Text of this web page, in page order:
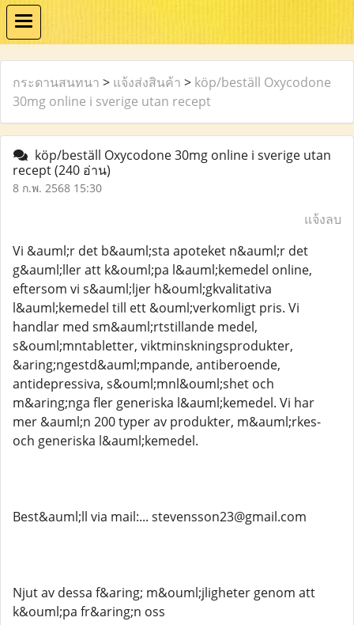
กระดานสนทนา > แจ้งส่งสินค้า > köp/beställ Oxycodone
30mg online i sverige utan recept
köp/beställ Oxycodone 30mg online i sverige utan
recept(240 อ่าน)
8 ก.พ. 2568 15:30
แจ้งลบ
Vi &auml;r det b&auml;sta apoteket n&auml;r det
g&auml;ller att k&ouml;pa l&auml;kemedel online,
eftersom vi s&auml;ljer h&ouml;gkvalitativa
l&auml;kemedel till ett &ouml;verkomligt pris. Vi
handlar med sm&auml;rtstillande medel,
s&ouml;mntabletter, viktminskningsprodukter,
&aring;ngestd&auml;mpande, antiberoende,
antidepressiva, s&ouml;mnl&ouml;shet och
m&aring;nga fler generiska l&auml;kemedel. Vi har
mer &auml;n 200 typer av produkter, m&auml;rkes-
och generiska l&auml;kemedel.
Best&auml;ll via mail:... stevensson23@gmail.com
Njut av dessa f&aring; m&ouml;jligheter genom att
k&ouml;pa fr&aring;n oss